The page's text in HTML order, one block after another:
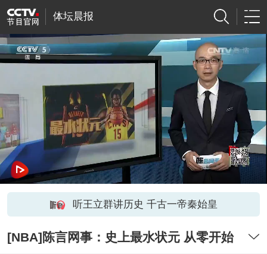
体坛晨报
听王立群讲历史 千古一帝秦始皇
[NBA]陈言网事：史上最水状元 从零开始